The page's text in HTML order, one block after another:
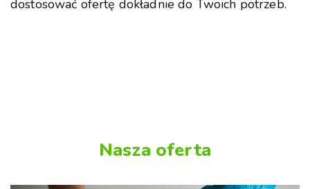
dostosować ofertę dokładnie do Twoich potrzeb.
Nasza oferta